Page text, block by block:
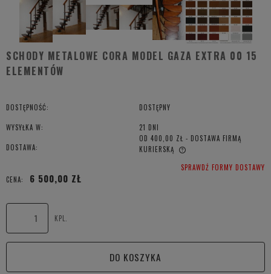
SCHODY METALOWE CORA MODEL GAZA EXTRA 00 15
ELEMENTÓW
DOSTĘPNOŚĆ: DOSTĘPNY
WYSYŁKA W: 21 DNI
DOSTAWA:
OD 400,00 ZŁ - DOSTAWA FIRMĄ
KURIERSKĄ
CENA NIE ZAWIERA EWENTUALNYCH KOSZTÓW PŁATNOŚCISPRAWDŹ FORMY DOSTAWY
CENA:
6 500,00 ZŁ
KPL.
DO KOSZYKA